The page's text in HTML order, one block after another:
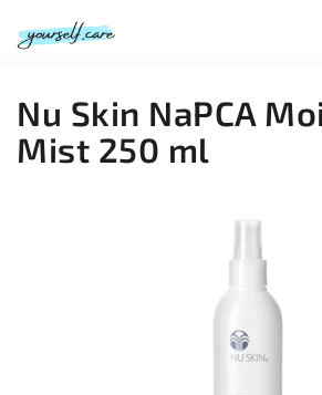
Nu Skin NaPCA
Mist 250 ml